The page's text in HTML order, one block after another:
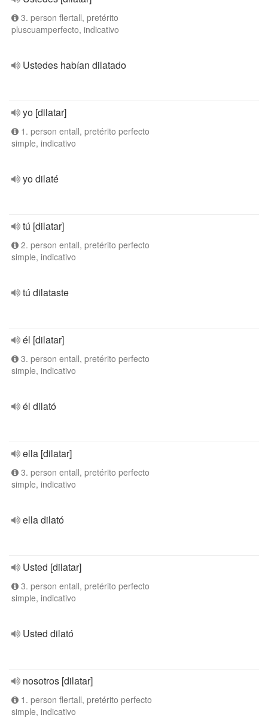
3. person flertall, pretérito
pluscuamperfecto, indicativo
Ustedes habían dilatado
yo [dilatar]
1. person entall, pretérito perfecto
simple, indicativo
yo dilaté
tú [dilatar]
2. person entall, pretérito perfecto
simple, indicativo
tú dilataste
él [dilatar]
3. person entall, pretérito perfecto
simple, indicativo
él dilató
ella [dilatar]
3. person entall, pretérito perfecto
simple, indicativo
ella dilató
Usted [dilatar]
3. person entall, pretérito perfecto
simple, indicativo
Usted dilató
nosotros [dilatar]
1. person flertall, pretérito perfecto
simple, indicativo